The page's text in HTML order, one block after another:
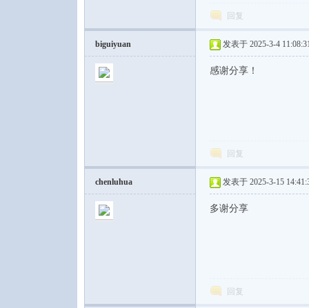
回复
biguiyuan 发表于 2025-3-4
感谢分享！
回复
chenluhua 发表于 2025-3-15
多谢分享
回复